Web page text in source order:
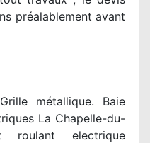
préalablement avant
métallique. Baie
La Chapelle-du-
roulant electrique